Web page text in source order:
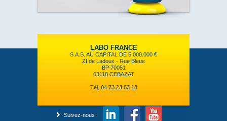
LABO FRANCE
S.A.S. AU CAPITAL DE 5.000.000 €
ZI de Ladoux - Rue Bleue
BP 70051
63118 CEBAZAT
Tél. 04 73 23 63 13
Suivez-nous !